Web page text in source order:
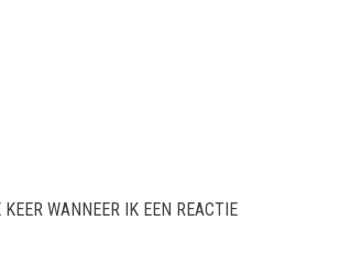
WANNEER IK EEN REACTIE